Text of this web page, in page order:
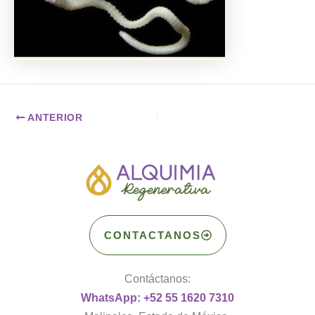
ANTERIOR
CONTACTANOS
Contáctanos:
WhatsApp: +52 55 1620 7310